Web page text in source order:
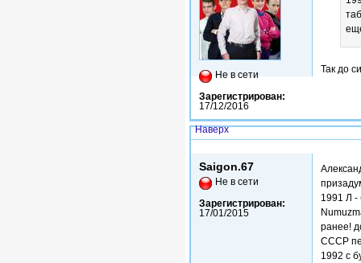
Не в сети
Зарегистрирован:
17/12/2016
Так до
Наверх
Saigon.67
Не в сети
Зарегистрирован:
17/01/2015
1991 Л -
ранее!
СССР
1992 с